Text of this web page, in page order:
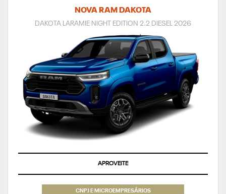
NOVA RAM DAKOTA
DAKOTA LARAMIE NIGHT EDITION 2.2 DIESEL 2026
APROVEITE
CNPJ E MICROEMPRESÁRIOS